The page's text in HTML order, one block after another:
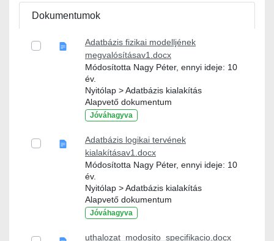
Dokumentumok
Adatbázis fizikai modelljének
megvalósításav1.docx
Módosította Nagy Péter, ennyi ideje: 10
év.
Nyitólap > Adatbázis kialakítás
Alapvető dokumentum
Jóváhagyva
Adatbázis logikai tervének
kialakításav1.docx
Módosította Nagy Péter, ennyi ideje: 10
év.
Nyitólap > Adatbázis kialakítás
Alapvető dokumentum
Jóváhagyva
uthalozat_modosito_specifikacio.docx